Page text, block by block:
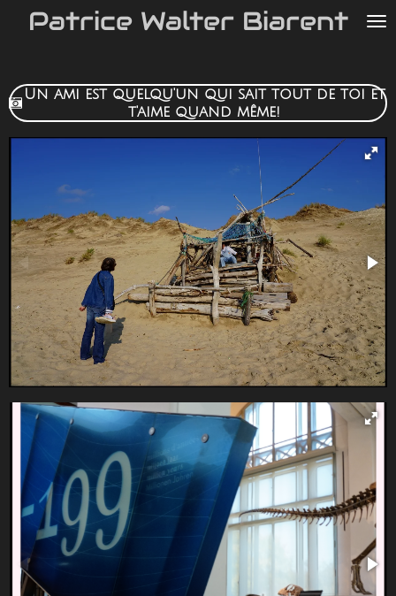
Passer
principal
Patrice Walter Biarent
Un ami est quelqu'un qui sait tout de toi et
t'aime quand même!